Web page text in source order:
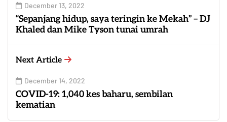
December 13, 2022
“Sepanjang hidup, saya teringin ke Mekah” – DJ
Khaled dan Mike Tyson tunai umrah
Next Article
December 14, 2022
COVID-19: 1,040 kes baharu, sembilan
kematian